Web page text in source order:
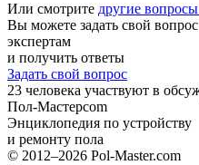
Или смотрите другие
Вы можете задать свой
экспертам
и получить ответы
Задать свой вопрос
23 человека участвуют в
Пол-Мастерcom
Энциклопедия по устройству
и ремонту пола
© 2012–2026 Pol-Master.com